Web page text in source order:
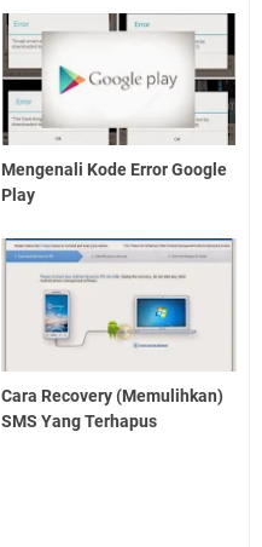
Mengenali Kode Error Google
Play
Cara Recovery (Memulihkan)
SMS Yang Terhapus